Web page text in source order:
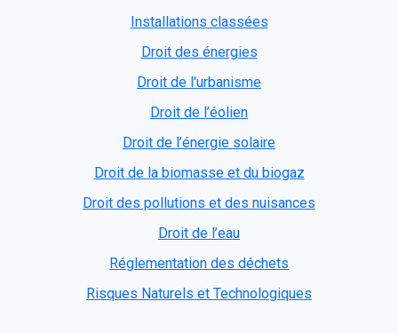
Installations classées
Droit des énergies
Droit de l'urbanisme
Droit de l’éolien
Droit de l’énergie solaire
Droit de la biomasse et du biogaz
Droit des pollutions et des nuisances
Droit de l’eau
Réglementation des déchets
Risques Naturels et Technologiques